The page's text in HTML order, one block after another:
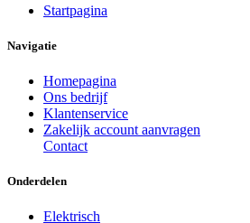
Startpagina
Navigatie
Homepagina
Ons bedrijf
Klantenservice
Zakelijk account aanvragen
Contact
Onderdelen
Elektrisch